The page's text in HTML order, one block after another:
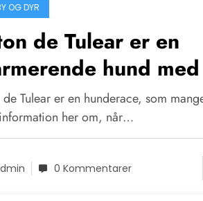
OG DYR
de Tulear er en
hund
temperament
Tulear er en hunderace, som
her om, når…
0 Kommentarer